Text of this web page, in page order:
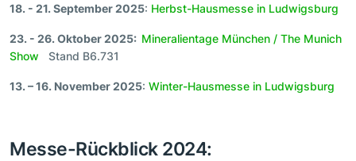
18. - 21. September 2025: Herbst-Hausmesse in Ludwigsburg
23. - 26. Oktober 2025: Mineralientage München / The Munich
Show Stand B6.731
13. – 16. November 2025: Winter-Hausmesse in Ludwigsburg
Messe-Rückblick 2024: